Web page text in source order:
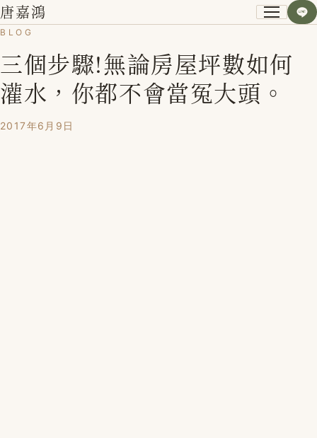
唐嘉鴻
關於我
小資空間改造術
BLOG
三個步驟!無論房屋坪數如何
灌水，你都不會當冤大頭。
2017年6月9日